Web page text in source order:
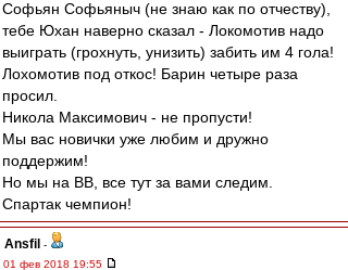
Софьян Софьяныч (не знаю как по отчеству),
тебе Юхан наверно сказал - Локомотив надо
выиграть (грохнуть, унизить) забить им 4 гола!
Лохомотив под откос! Барин четыре раза
просил.
Никола Максимович - не пропусти!
Мы вас новички уже любим и дружно
поддержим!
Но мы на ВВ, все тут за вами следим.
Спартак чемпион!
Ansfil -
01 фев 2018 19:55